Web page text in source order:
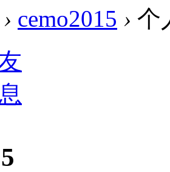
› cemo2015 › 个